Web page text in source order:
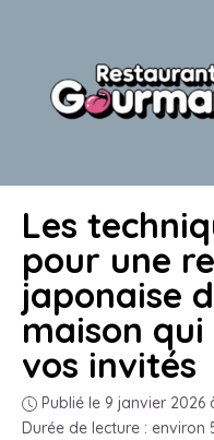
contenu
Les
pour une
japonaise
maison qui
vos invités
Publié le 9 janvier 2026
Durée de lecture : environ